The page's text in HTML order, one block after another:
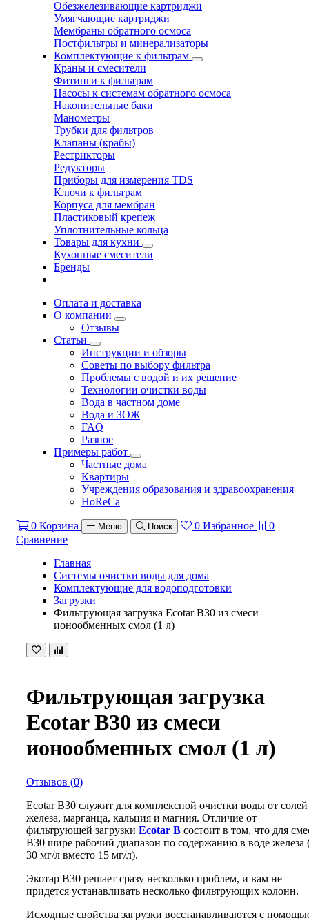
Обезжелезивающие картриджи
Умягчающие картриджи
Мембраны обратного осмоса
Постфильтры и минерализаторы
Комплектующие к фильтрам
Краны и смесители
Фитинги к фильтрам
Насосы к системам обратного осмоса
Накопительные баки
Манометры
Трубки для фильтров
Клапаны (крабы)
Рестрикторы
Редукторы
Приборы для измерения TDS
Ключи к фильтрам
Корпуса для мембран
Пластиковый крепеж
Уплотнительные кольца
Товары для кухни
Кухонные смесители
Бренды
Оплата и доставка
О компании
Отзывы
Статьи
Инструкции и обзоры
Советы по выбору фильтра
Проблемы с водой и их решение
Технологии очистки воды
Вода в частном доме
Вода и ЗОЖ
FAQ
Разное
Примеры работ
Частные дома
Квартиры
Учреждения образования и здравоохранения
HoReCa
0 Корзина Меню Поиск 0 Избранное
0
Сравнение
Главная
Системы очистки воды для дома
Комплектующие для водоподготовки
Загрузки
Фильтрующая загрузка Ecotar B30 из смеси
ионообменных смол (1 л)
Фильтрующая загрузка
Ecotar B30 из смеси
ионообменных смол (1 л)
Отзывов (0)
Ecotar B30 служит для комплексной очистки воды от солей
железа, марганца, кальция и магния. Отличие от
фильтрующей загрузки Ecotar B состоит в том, что для
В30 шире рабочий диапазон по содержанию в воде железа
30 мг/л вместо 15 мг/л).
Экотар В30 решает сразу несколько проблем, и вам не
придется устанавливать несколько фильтрующих колонн.
Исходные свойства загрузки восстанавливаются с